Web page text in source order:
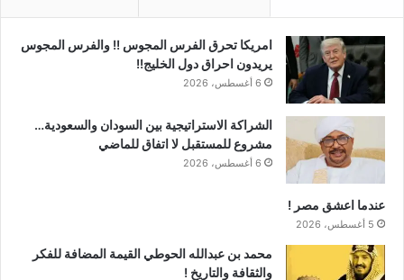
امريكا تحرق الفرس المجوس !! والفرس المجوس
يريدون احراق دول الخليج!!
6 أغسطس، 2026
الشراكة الاستراتيجية بين السودان والسعودية…
مشروع للمستقبل لا اتفاق للماضي
6 أغسطس، 2026
عندما اعشق مصر !
5 أغسطس، 2026
محمد بن عبدالله الحوطي القيمة المضافة للفكر
والثقافة والتاريخ !